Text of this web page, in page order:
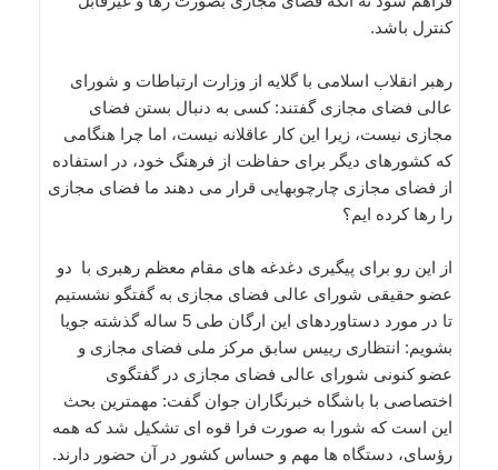
کنترل باشد.
رهبر انقلاب اسلامی با گلایه از وزارت ارتباطات و شورای
عالی فضای مجازی گفتند: کسی به دنبال بستن فضای
مجازی نیست، زیرا این کار عاقلانه نیست، اما چرا هنگامی
که کشورهای دیگر برای حفاظت از فرهنگ خود، در استفاده
از فضای مجازی چارچوبهایی قرار می دهند ما فضای مجازی
را رها کرده ایم؟
از این رو برای پیگیری دغدغه های مقام معظم رهبری با دو
عضو حقیقی شورای عالی فضای مجازی به گفتگو نشستیم
تا در مورد دستاوردهای این ارگان طی 5 ساله گذشته جویا
بشویم: انتظاری رییس سابق مرکز ملی فضای مجازی و
عضو کنونی شورای عالی فضای مجازی در گفتگوی
اختصاصی با باشگاه خبرنگاران جوان گفت: مهمترین بحث
این است که شورا به صورت فرا قوه ای تشکیل شد که همه
رؤسای، دستگاه ها مهم و حساس کشور در آن حضور دارند.